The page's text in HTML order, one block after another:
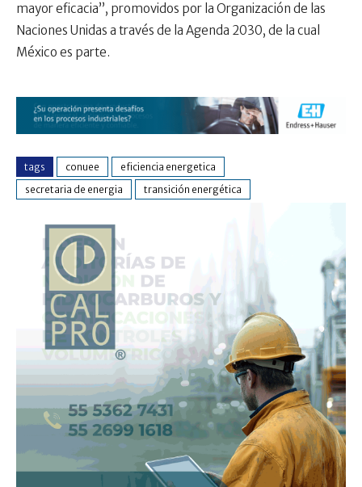
mayor eficacia”, promovidos por la Organización de las
Naciones Unidas a través de la Agenda 2030, de la cual
México es parte.
tags conuee
eficiencia energetica
secretaria de energia
transición energética